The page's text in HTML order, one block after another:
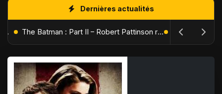
Dernières actualités
L'Âge de Glace : Le Réveil du Volcan – Manny, Sid et Diego de retour pour une aventure explosive The Batman : Part II – Robert Pattinson replonge dans les ténèbres de Gotham dès octobre 2027